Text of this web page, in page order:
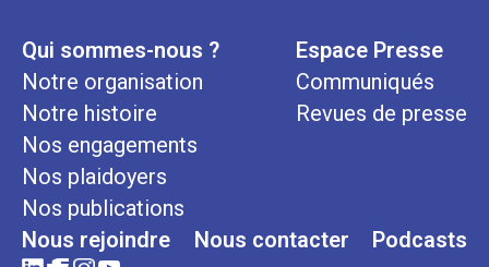
Qui sommes-nous ?
Notre organisation
Notre histoire
Nos engagements
Nos plaidoyers
Nos publications
Espace Presse
Communiqués
Revues de presse
Nous rejoindre Nous contacter Podcasts